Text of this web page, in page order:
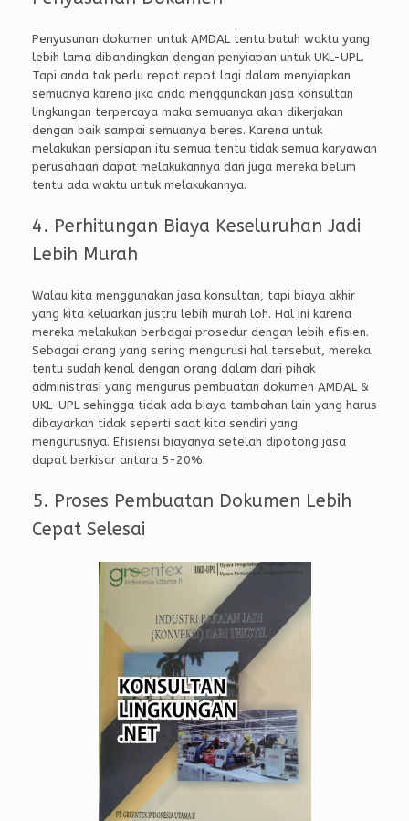
Penyusunan dokumen untuk AMDAL tentu butuh waktu yang
lebih lama dibandingkan dengan penyiapan untuk UKL-UPL.
Tapi anda tak perlu repot repot lagi dalam menyiapkan
semuanya karena jika anda menggunakan jasa konsultan
lingkungan terpercaya maka semuanya akan dikerjakan
dengan baik sampai semuanya beres. Karena untuk
melakukan persiapan itu semua tentu tidak semua karyawan
perusahaan dapat melakukannya dan juga mereka belum
tentu ada waktu untuk melakukannya.
4. Perhitungan Biaya Keseluruhan Jadi
Lebih Murah
Walau kita menggunakan jasa konsultan, tapi biaya akhir
yang kita keluarkan justru lebih murah loh. Hal ini karena
mereka melakukan berbagai prosedur dengan lebih efisien.
Sebagai orang yang sering mengurusi hal tersebut, mereka
tentu sudah kenal dengan orang dalam dari pihak
administrasi yang mengurus pembuatan dokumen AMDAL &
UKL-UPL sehingga tidak ada biaya tambahan lain yang harus
dibayarkan tidak seperti saat kita sendiri yang
mengurusnya. Efisiensi biayanya setelah dipotong jasa
dapat berkisar antara 5-20%.
5. Proses Pembuatan Dokumen Lebih
Cepat Selesai